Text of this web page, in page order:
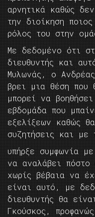
αρνητικά καθώς
την διοίκηση
ρόλος του στην
Με δεδομένο ότι
διευθυντής και
Μυλωνάς, ο
βρει μια θέση που
μπορεί να
εβδομάδα που
εξελίξεων καθώς
συζητήσεις και με
υπήρξε συμφωνία
να αναλάβει πόστο
χωρίς βέβαια να
είναι αυτό, με
διευθυντής θα
Γκούσκος,